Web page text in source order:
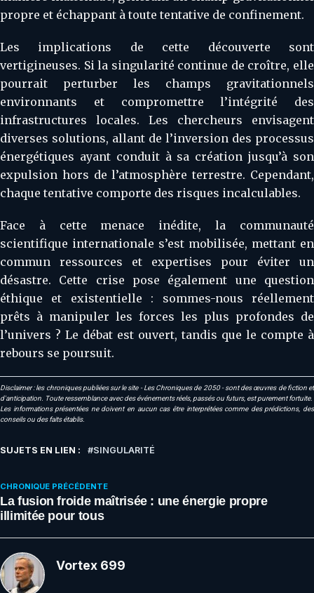
propre et échappant à toute tentative de confinement.
Les implications de cette découverte sont
vertigineuses. Si la singularité continue de croître, elle
pourrait perturber les champs gravitationnels
environnants et compromettre l’intégrité des
infrastructures locales. Les chercheurs envisagent
diverses solutions, allant de l’inversion des processus
énergétiques ayant conduit à sa création jusqu’à son
expulsion hors de l’atmosphère terrestre. Cependant,
chaque tentative comporte des risques incalculables.
Face à cette menace inédite, la communauté
scientifique internationale s’est mobilisée, mettant en
commun ressources et expertises pour éviter un
désastre. Cette crise pose également une question
éthique et existentielle : sommes-nous réellement
prêts à manipuler les forces les plus profondes de
l’univers ? Le débat est ouvert, tandis que le compte à
rebours se poursuit.
Disclaimer : les chroniques publiées sur le site - Les Chroniques de 2050 - sont des œuvres de fiction et
d'anticipation. Toute ressemblance avec des événements réels, passés ou futurs, est purement fortuite.
Les informations présentées ne doivent en aucun cas être interprétées comme des prédictions, des
conseils ou des faits établis.
SUJETS EN LIEN : SINGULARITÉ
CHRONIQUE PRÉCÉDENTE
La fusion froide maîtrisée : une énergie propre
illimitée pour tous
Vortex 699